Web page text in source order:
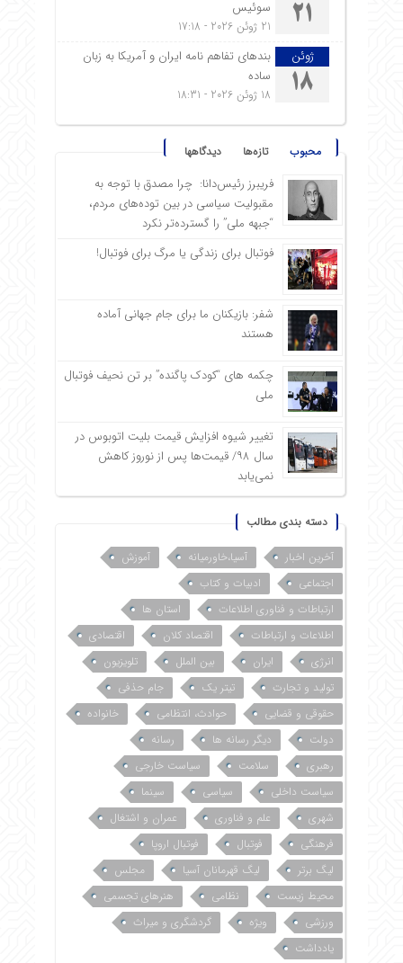
21
سوئیس
21 ژوئن 2026 - 17:18
ژوئن
18
بندهای تفاهم نامه ایران و آمریکا به زبان
ساده
18 ژوئن 2026 - 18:31
محبوب تازه‌ها دیدگاهها
فریبرز رئیس‌دانا: چرا مصدق با توجه به
مقبولیت سیاسی در بین توده‌های مردم،
“جبهه ملی” را گسترده‌تر نکرد
فوتبال برای زندگی یا مرگ برای فوتبال!
شفر: بازیکنان ما برای جام جهانی آماده
هستند
چکمه های “کودک پاگنده” بر تن نحیف فوتبال
ملی
تغییر شیوه افزایش قیمت بلیت اتوبوس در
سال ۹۸/ قیمت‌ها پس از نوروز کاهش
نمی‌یابد
دسته بندی مطالب
آخرین اخبار آسیا،خاورمیانه
آموزش
اجتماعی
ادبیات و کتاب
ارتباطات و فناوری اطلاعات
استان ها
اطلاعات و ارتباطات
اقتصاد کلان
اقتصادی
انرژی
ایران بین الملل
تلویزیون
تولید و تجارت
تیتر یک
جام حذفی
حقوقی و قضایی
حوادث، انتظامی
خانواده
دولت
دیگر رسانه ها
رسانه
رهبری
سلامت
سیاست خارجی
سیاست داخلی
سیاسی
سینما
شهری
علم و فناوری
عمران و اشتغال
فرهنگی
فوتبال
فوتبال اروپا
لیگ برتر
لیگ قهرمانان آسیا
مجلس
محیط زیست
نظامی
هنرهای تجسمی
ورزشی
ویژه
گردشگری و میراث
یادداشت